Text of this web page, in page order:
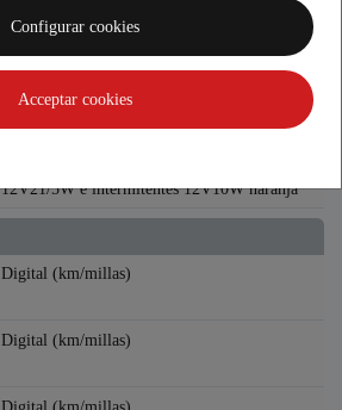
Doble faro delantero HS1 12V35/35W e
12V21/5W e intermitentes 12V10W naranja
Digital (km/millas)
Digital (km/millas)
Digital (km/millas)
Configurar cookies
Acceptar cookies